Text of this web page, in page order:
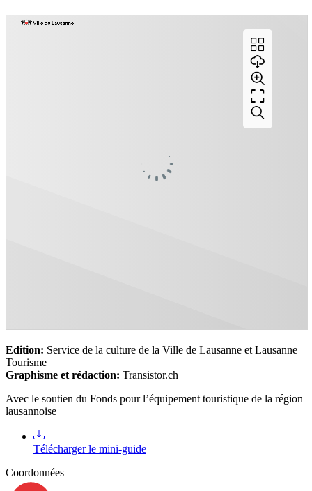
Edition: Service de la culture de la Ville de Lausanne et Lausanne
Tourisme
Graphisme et rédaction: Transistor.ch
Avec le soutien du Fonds pour l’équipement touristique de la région
lausannoise
Télécharger le mini-guide
Coordonnées